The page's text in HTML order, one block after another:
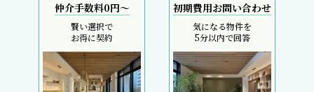
仲介手数料0円～
賢い選択で
お得に契約
初期費用お問い合わせ
気になる物件を
5分以内で回答